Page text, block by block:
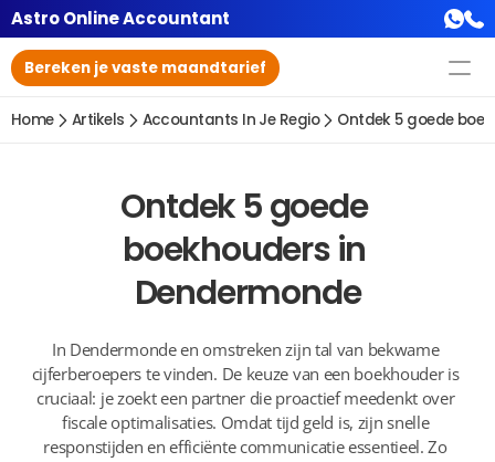
Astro Online Accountant
Bereken je vaste maandtarief
Home Artikels Accountants In Je Regio Ontdek 5 goede
Ontdek 5 goede
boekhouders in
Dendermonde
In Dendermonde en omstreken zijn tal van bekwame
cijferberoepers te vinden. De keuze van een boekhouder is
cruciaal: je zoekt een partner die proactief meedenkt over
fiscale optimalisaties. Omdat tijd geld is, zijn snelle
responstijden en efficiënte communicatie essentieel. Zo